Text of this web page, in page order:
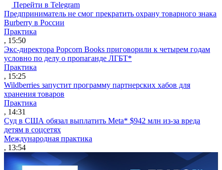
Перейти в Telegram
Предприниматель не смог прекратить охрану товарного знака
Burberry в России
Практика
, 15:50
Экс-директора Popcorn Books приговорили к четырем годам
условно по делу о пропаганде ЛГБТ*
Практика
, 15:25
Wildberries запустит программу партнерских хабов для
хранения товаров
Практика
, 14:31
Суд в США обязал выплатить Meta* $942 млн из-за вреда
детям в соцсетях
Международная практика
, 13:54